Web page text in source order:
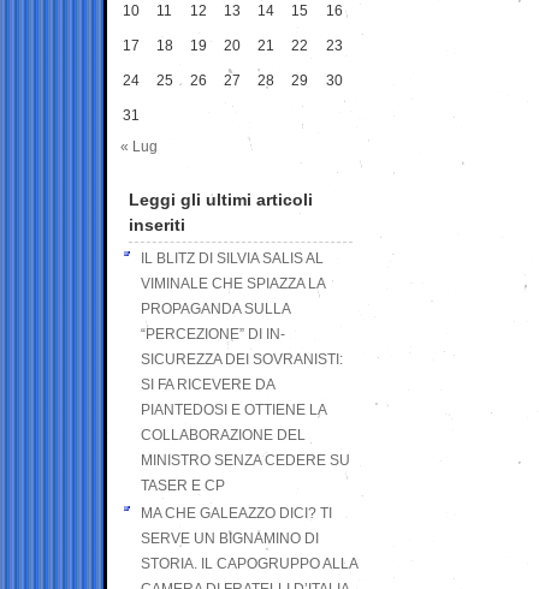
10 11 12 13 14 15 16
17 18 19 20 21 22 23
24 25 26 27 28 29 30
31
« Lug
Leggi gli ultimi articoli
inseriti
IL BLITZ DI SILVIA SALIS AL
VIMINALE CHE SPIAZZA LA
PROPAGANDA SULLA
“PERCEZIONE” DI IN-
SICUREZZA DEI SOVRANISTI:
SI FA RICEVERE DA
PIANTEDOSI E OTTIENE LA
COLLABORAZIONE DEL
MINISTRO SENZA CEDERE SU
TASER E CP
MA CHE GALEAZZO DICI? TI
SERVE UN BIGNAMINO DI
STORIA. IL CAPOGRUPPO ALLA